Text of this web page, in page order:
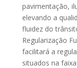
pavimentação,
elevando a
fluidez do
Regularização
facilitará a
situados na